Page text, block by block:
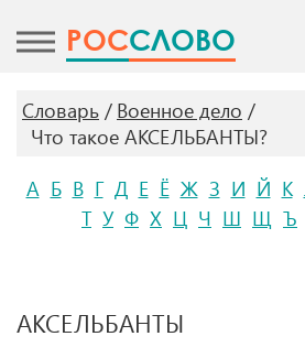
POCСЛОВО
Словарь
Военное дело
Что такое АКСЕЛЬБАНТЫ?
А Б В Г Д Е Ё Ж З И Й К
Т У Ф Х Ц Ч Ш Щ Ъ
АКСЕЛЬБАНТЫ